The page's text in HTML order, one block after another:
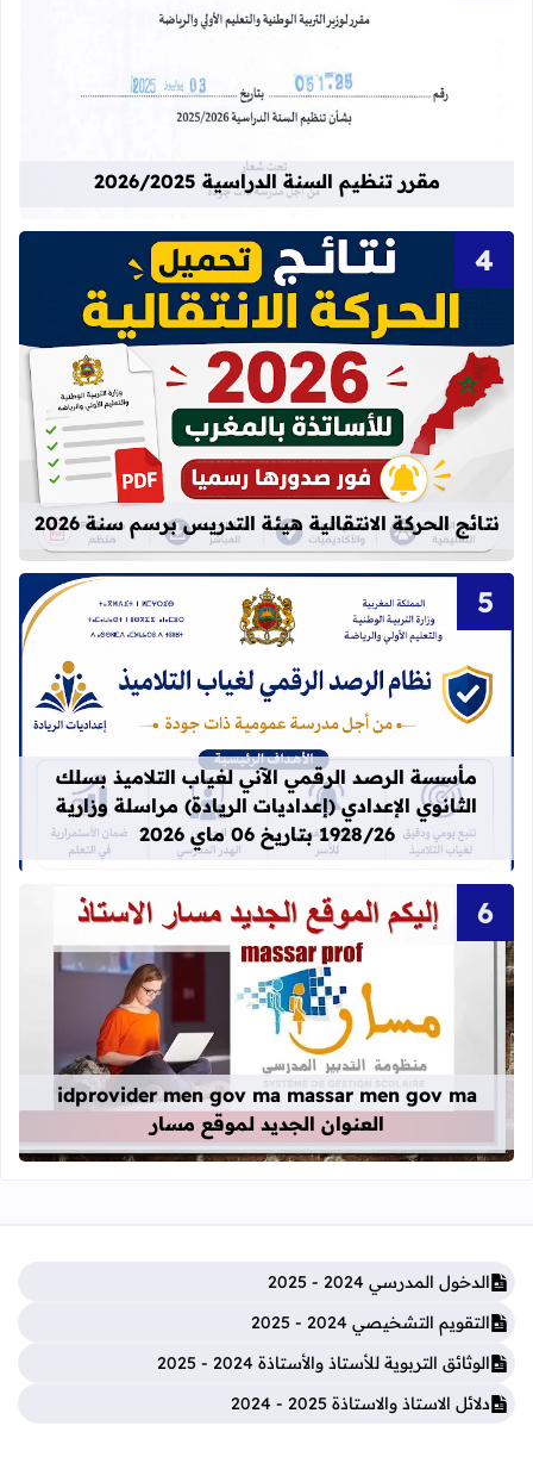
قراءة المزيد عن مقرر تنظيم السنة الدراسية
مقرر تنظيم السنة الدراسية 2026/2025
قراءة المزيد عن نتائج الحركة
نتائج الحركة الانتقالية هيئة التدريس برسم سنة 2026
قراءة المزيد عن مأسسة الرصد الرقمي الآني
مأسسة الرصد الرقمي الآني لغياب التلاميذ بسلك
الثانوي الإعدادي (إعداديات الريادة) مراسلة وزارية
1928/26 بتاريخ 06 ماي 2026
قراءة المزيد عن idprovider men gov ma massar men gov ma العنوان الجديد لموقع مسار
idprovider men gov ma massar men gov ma
العنوان الجديد لموقع مسار
الدخول المدرسي 2024 - 2025
التقويم التشخيصي 2024 - 2025
الوثائق التربوية للأستاذ والأستاذة 2024 - 2025
دلائل الاستاذ والاستاذة 2025 - 2024